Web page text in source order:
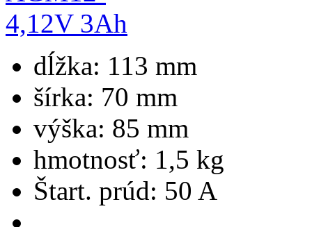
dĺžka: 113 mm
šírka: 70 mm
výška: 85 mm
hmotnosť: 1,5 kg
Štart. prúd: 50 A